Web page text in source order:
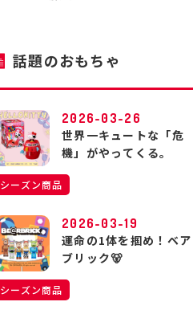
話題のおもちゃ
2026-03-26
世界一キュートな「危
機」がやってくる。
シーズン商品
2026-03-19
運命の1体を掴め！ベア
ブリック🐻
シーズン商品